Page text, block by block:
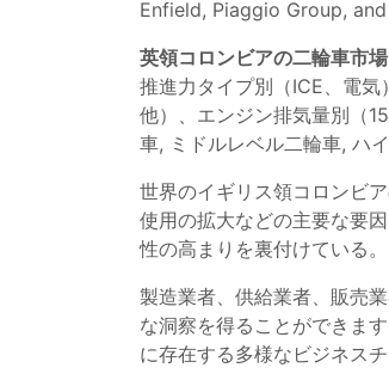
Enfield, Piaggio Group,
英領コロンビアの二輪車市
推進力タイプ別（ICE、電
他）、エンジン排気量別（
車, ミドルレベル二輪車, ハ
世界のイギリス領コロンビ
使用の拡大などの主要な要
性の高まりを裏付けている。
製造業者、供給業者、販売
な洞察を得ることができま
に存在する多様なビジネス